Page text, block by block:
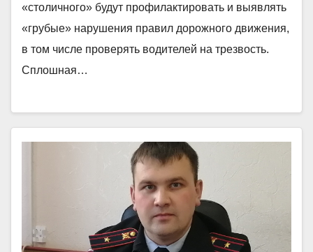
«столичного» будут профилактировать и выявлять
«грубые» нарушения правил дорожного движения,
в том числе проверять водителей на трезвость.
Сплошная…